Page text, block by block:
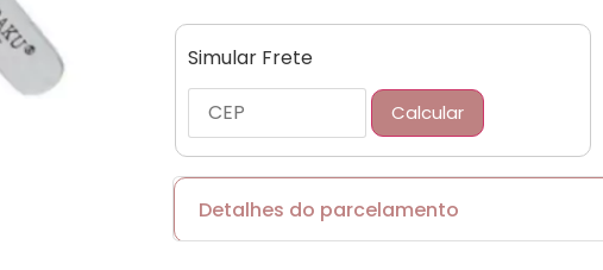
Simular Frete
Calcular
Detalhes do parcelamento